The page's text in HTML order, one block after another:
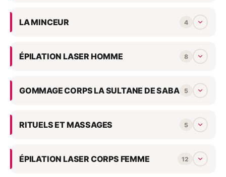
LA MINCEUR 4
ÉPILATION LASER HOMME 8
GOMMAGE CORPS LA SULTANE DE SABA 5
RITUELS ET MASSAGES 5
ÉPILATION LASER CORPS FEMME 12